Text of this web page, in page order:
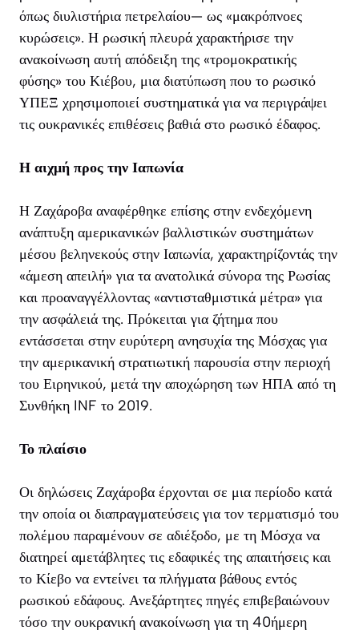
όπως διυλιστήρια πετρελαίου— ως «μακρόπνοες
κυρώσεις». Η ρωσική πλευρά χαρακτήρισε την
ανακοίνωση αυτή απόδειξη της «τρομοκρατικής
φύσης» του Κιέβου, μια διατύπωση που το ρωσικό
ΥΠΕΞ χρησιμοποιεί συστηματικά για να περιγράψει
τις ουκρανικές επιθέσεις βαθιά στο ρωσικό έδαφος.
Η αιχμή προς την Ιαπωνία
Η Ζαχάροβα αναφέρθηκε επίσης στην ενδεχόμενη
ανάπτυξη αμερικανικών βαλλιστικών συστημάτων
μέσου βεληνεκούς στην Ιαπωνία, χαρακτηρίζοντάς την
«άμεση απειλή» για τα ανατολικά σύνορα της Ρωσίας
και προαναγγέλλοντας «αντισταθμιστικά μέτρα» για
την ασφάλειά της. Πρόκειται για ζήτημα που
εντάσσεται στην ευρύτερη ανησυχία της Μόσχας για
την αμερικανική στρατιωτική παρουσία στην περιοχή
του Ειρηνικού, μετά την αποχώρηση των ΗΠΑ από τη
Συνθήκη INF το 2019.
Το πλαίσιο
Οι δηλώσεις Ζαχάροβα έρχονται σε μια περίοδο κατά
την οποία οι διαπραγματεύσεις για τον τερματισμό του
πολέμου παραμένουν σε αδιέξοδο, με τη Μόσχα να
διατηρεί αμετάβλητες τις εδαφικές της απαιτήσεις και
το Κίεβο να εντείνει τα πλήγματα βάθους εντός
ρωσικού εδάφους. Ανεξάρτητες πηγές επιβεβαιώνουν
τόσο την ουκρανική ανακοίνωση για τη 40ήμερη